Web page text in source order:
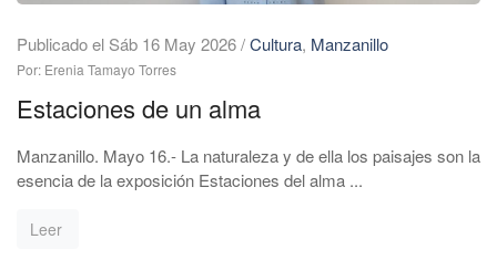
Publicado el Sáb 16 May 2026/Cultura, Manzanillo
Por: Erenia Tamayo Torres
Estaciones de un alma
Manzanillo. Mayo 16.- La naturaleza y de ella los paisajes son la
esencia de la exposición Estaciones del alma ...
Leer